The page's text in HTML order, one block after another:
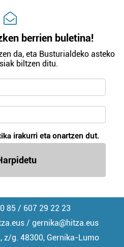
berrien buletina!
da, eta Busturialdeko asteko
biltzen ditu.
irakurri eta onartzen dut.
85 / 607 29 22 23
/ gernika@hitza.eus
z/g. 48300, Gernika-Lumo